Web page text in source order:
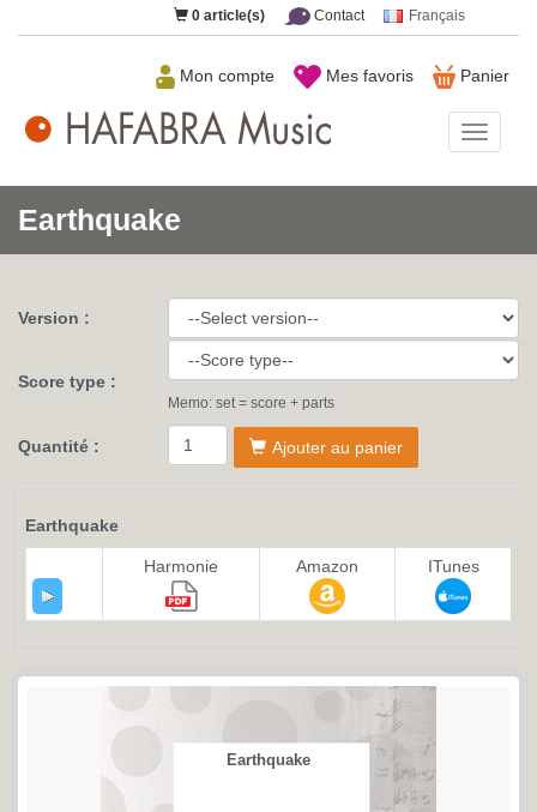
0 article(s) Contact Français
Panier
Mes favoris
Mon compte
Music
Earthquake
Version :
Score type :
Memo: set = score + parts
Quantité : Ajouter au panier
Earthquake
Harmonie Amazon ITunes
Earthquake